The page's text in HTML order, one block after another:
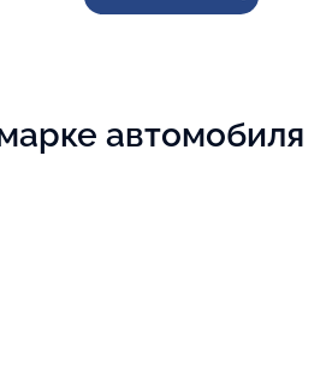
автомобиля